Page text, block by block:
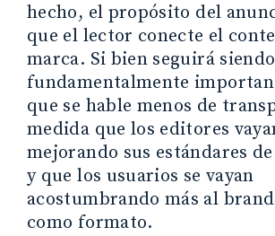
hecho, el propósito del
que el lector conecte el
marca. Si bien seguirá siendo
fundamentalmente
que se hable menos de
medida que los editores
mejorando sus estándares
y que los usuarios se vayan
acostumbrando más al
como formato.